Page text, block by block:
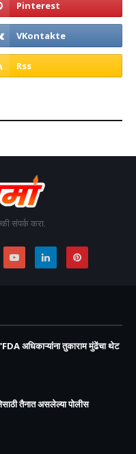
संपर्क करा.
अधिकाऱ्यांना तुकाराम मुंढेंचा थेट
तैनात असलेल्या पोलीस